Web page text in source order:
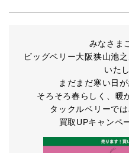
みなさま
ビッグベリー大阪狭山池
いた
まだまだ寒い日
そろそろ春らしく、暖
タックルベリーで
買取UPキャンペ